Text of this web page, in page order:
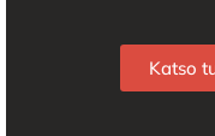
Katso